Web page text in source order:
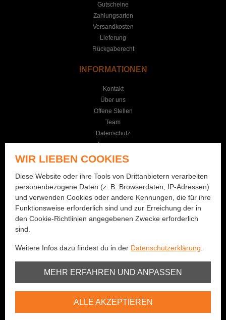
Gutscheine
Zahlungsarten
Versandkosten
Lieferung
Rückgaberecht
INFORMATIONEN
Kontakt
Über uns
Offene Stellen
Team
Datenschutz
Impressum
AGB
KONTAKT
Seilereistrasse 19
3114 Wichtrach
+41 (0)31 781 01 77
Montag geschlossen
Dienstag bis Freitag:
08:00 - 12:00 Uhr / 13:30 - 18:30 Uhr
Samstag:
08:00 - 16:00 Uhr
WIR LIEBEN COOKIES
Diese Website oder ihre Tools von Drittanbietern verarbeiten
personenbezogene Daten (z. B. Browserdaten, IP-Adressen)
und verwenden Cookies oder andere Kennungen, die für ihre
Funktionsweise erforderlich sind und zur Erreichung der in
den Cookie-Richtlinien angegebenen Zwecke erforderlich
sind.
Weitere Infos dazu findest du in der Datenschutzerklärung
Unbedingt erforderlich
MEHR ERFAHREN UND ANPASSEN
ALLE AKZEPTIEREN